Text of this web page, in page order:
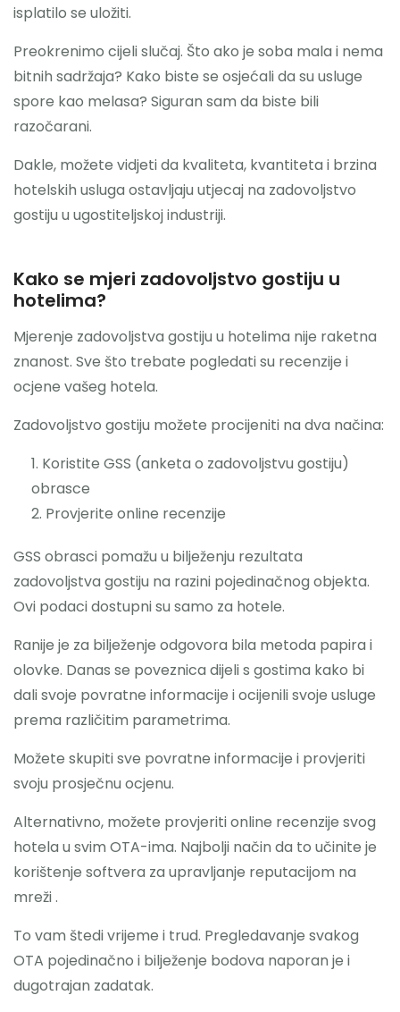
isplatilo se uložiti.
Preokrenimo cijeli slučaj. Što ako je soba mala i nema
bitnih sadržaja? Kako biste se osjećali da su usluge
spore kao melasa? Siguran sam da biste bili
razočarani.
Dakle, možete vidjeti da kvaliteta, kvantiteta i brzina
hotelskih usluga ostavljaju utjecaj na zadovoljstvo
gostiju u ugostiteljskoj industriji.
Kako se mjeri zadovoljstvo gostiju u
hotelima?
Mjerenje zadovoljstva gostiju u hotelima nije raketna
znanost. Sve što trebate pogledati su recenzije i
ocjene vašeg hotela.
Zadovoljstvo gostiju možete procijeniti na dva načina:
Koristite GSS (anketa o zadovoljstvu gostiju)
obrasce
Provjerite online recenzije
GSS obrasci pomažu u bilježenju rezultata
zadovoljstva gostiju na razini pojedinačnog objekta.
Ovi podaci dostupni su samo za hotele.
Ranije je za bilježenje odgovora bila metoda papira i
olovke. Danas se poveznica dijeli s gostima kako bi
dali svoje povratne informacije i ocijenili svoje usluge
prema različitim parametrima.
Možete skupiti sve povratne informacije i provjeriti
svoju prosječnu ocjenu.
Alternativno, možete provjeriti online recenzije svog
hotela u svim OTA-ima. Najbolji način da to učinite je
korištenje softvera za upravljanje reputacijom na
mreži .
To vam štedi vrijeme i trud. Pregledavanje svakog
OTA pojedinačno i bilježenje bodova naporan je i
dugotrajan zadatak.